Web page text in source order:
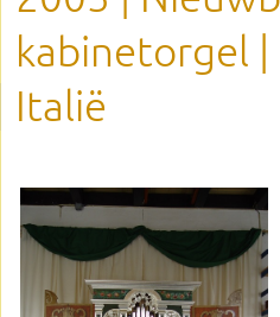
kabinetorgel
Italië